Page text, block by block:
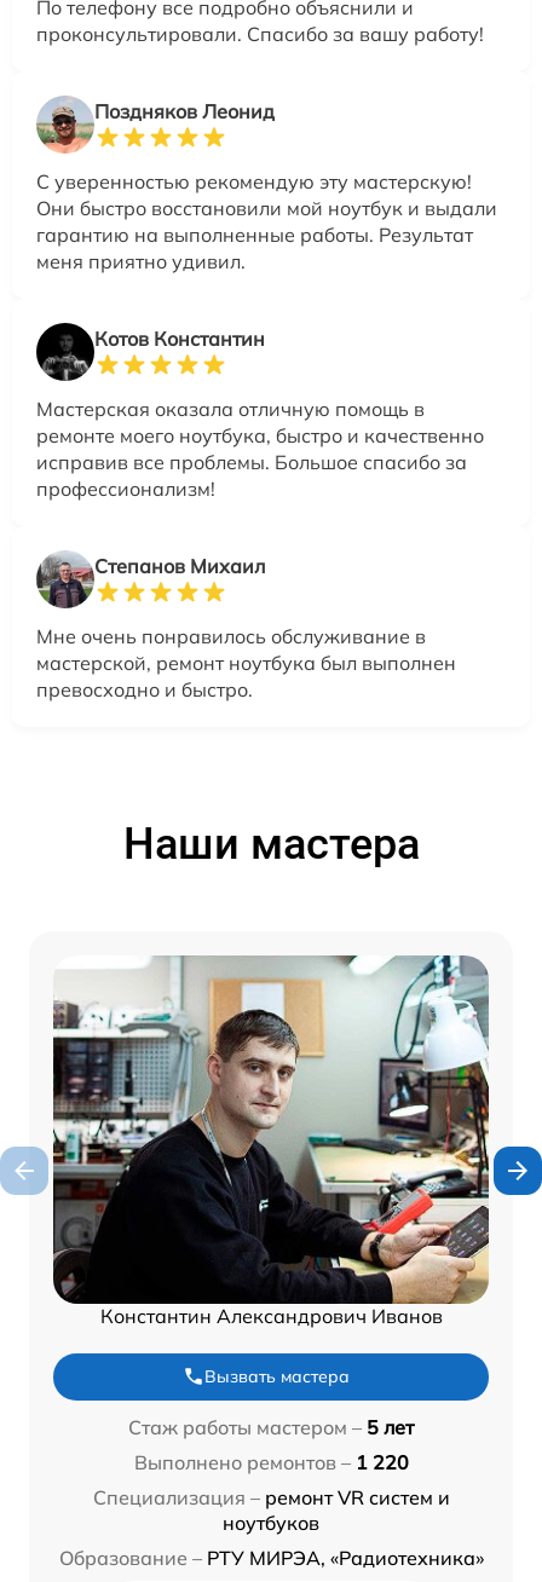
По телефону все подробно объяснили и
проконсультировали. Спасибо за вашу работу!
Поздняков Леонид
С уверенностью рекомендую эту мастерскую!
Они быстро восстановили мой ноутбук и выдали
гарантию на выполненные работы. Результат
меня приятно удивил.
Котов Константин
Мастерская оказала отличную помощь в
ремонте моего ноутбука, быстро и качественно
исправив все проблемы. Большое спасибо за
профессионализм!
Степанов Михаил
Мне очень понравилось обслуживание в
мастерской, ремонт ноутбука был выполнен
превосходно и быстро.
Наши мастера
Константин Александрович Иванов
Вызвать мастера
Стаж работы мастером – 5 лет
Выполнено ремонтов – 1 220
Специализация – ремонт VR систем и
ноутбуков
Образование – РТУ МИРЭА, «Радиотехника»